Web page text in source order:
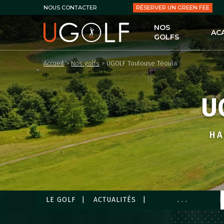
NOUS CONTACTER RÉSERVER UN GREEN FEE
NOS
GOLFS
LE
LES
LES
Accueil > Nos golfs > UGOLF Toulouse Téoula
LE GOLF ACTUALITÉS ...